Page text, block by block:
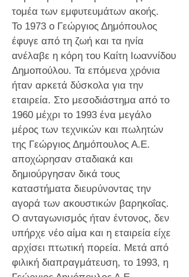
τομέα των εμφυτευμάτων ακοής.
Το 1973 ο Γεώργιος Δημόπουλος
έφυγε από τη ζωή και τα ηνία
ανέλαβε η κόρη του Καίτη Ιωαννίδου
Δημοπούλου. Τα επόμενα χρόνια
ήταν αρκετά δύσκολα για την
εταιρεία. Στο μεσοδιάστημα από το
1960 μέχρι το 1993 ένα μεγάλο
μέρος των τεχνικών και πωλητών
της Γεώργιος Δημόπουλος Α.Ε.
αποχώρησαν σταδιακά και
δημιούργησαν δικά τους
καταστήματα διευρύνοντας την
αγορά των ακουστικών βαρηκοΐας.
Ο ανταγωνισμός ήταν έντονος, δεν
υπήρχε νέο αίμα και η εταιρεία είχε
αρχίσει πτωτική πορεία. Μετά από
φιλική διαπραγμάτευση, το 1993, η